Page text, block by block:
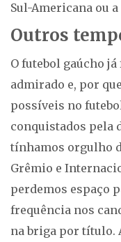
Sul-Americana ou
Outros
O futebol gaúcho
admirado e, por
possíveis no
conquistados pela
tínhamos orgulho
Grêmio e
perdemos espaço
frequência nos
na briga por título.